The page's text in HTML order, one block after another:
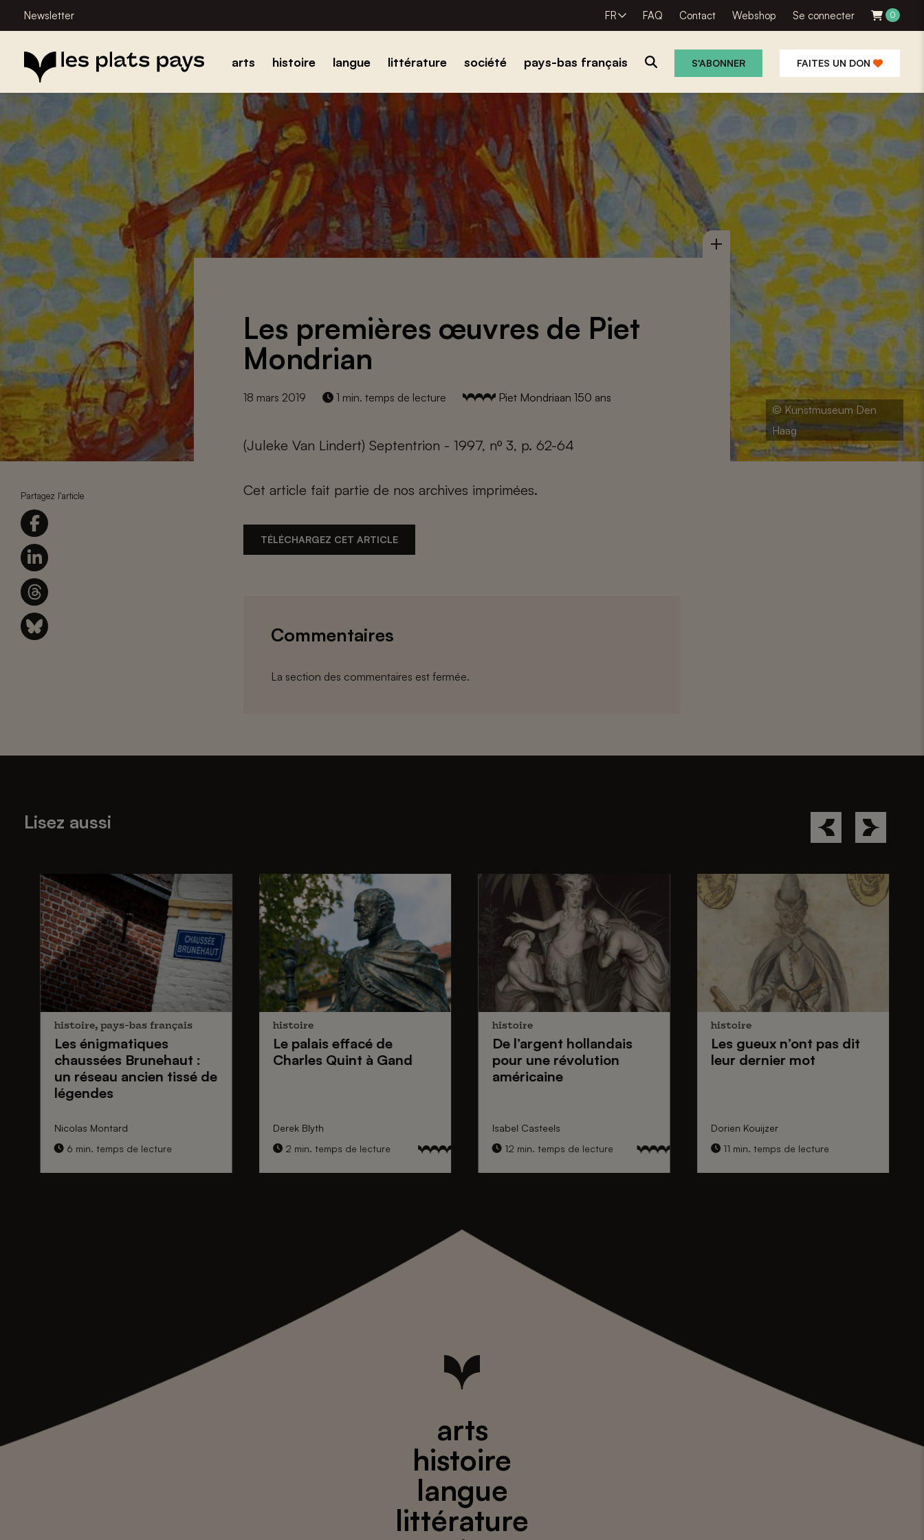
Newsletter FR FAQ Contact Webshop Se connecter 0
arts histoire langue littérature société pays-bas français S'ABONNER FAITES UN DON
© Kunstmuseum Den
Haag
Partagez l'article
Les premières œuvres de Piet
Mondrian
18 mars 2019 1 min. temps de lecture Piet Mondriaan 150 ans
(Juleke Van Lindert) Septentrion - 1997, nº 3, p. 62-64
Cet article fait partie de nos archives imprimées.
TÉLÉCHARGEZ CET ARTICLE
Commentaires
La section des commentaires est fermée.
Lisez aussi
histoire, pays-bas français
Les énigmatiques
chaussées Brunehaut:
un réseau ancien tissé de
légendes
Nicolas Montard
6 min. temps de lecture
histoire
Le palais effacé de
Charles Quintà Gand
Derek Blyth
2 min. temps de lecture
histoire
De l’argent hollandais
pour une révolution
américaine
Isabel Casteels
12 min. temps de lecture
histoire
Les gueuxn’ont pas dit
leur dernier mot
Dorien Kouijzer
11 min. temps de lecture
arts
histoire
langue
littérature